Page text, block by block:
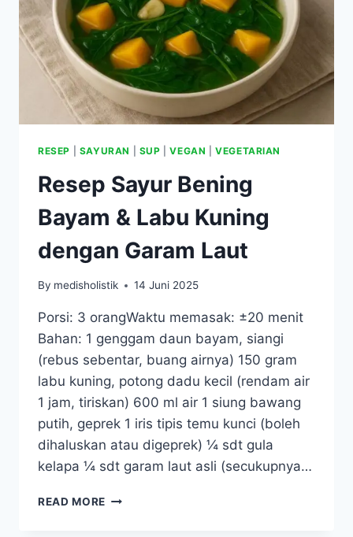
RESEP SAYURAN SUP |VEGAN |VEGETARIAN
Resep Sayur Bening
Bayam & Labu Kuning
dengan Garam Laut
By medisholistik 14 Juni 2025
Porsi: 3 orangWaktu memasak: ±20 menit
Bahan: 1 genggam daun bayam, siangi
(rebus sebentar, buang airnya) 150 gram
labu kuning, potong dadu kecil (rendam air
1 jam, tiriskan) 600 ml air 1 siung bawang
putih, geprek 1 iris tipis temu kunci (boleh
dihaluskan atau digeprek) ¼ sdt gula
kelapa ¼ sdt garam laut asli (secukupnya…
READ MORE RESEP